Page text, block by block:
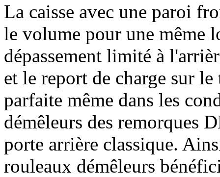
La caisse avec une paroi
le volume pour une même
dépassement limité à
et le report de charge sur
parfaite même dans les
démêleurs des remorques
porte arrière classique.
rouleaux démêleurs